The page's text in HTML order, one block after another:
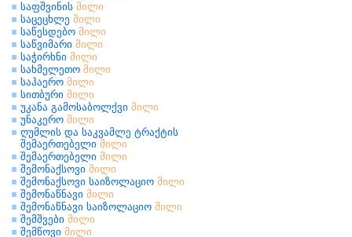
საფშვინის მილი
საცეცხლე მილი
საწესდებო მილი
საწვიმარი მილი
საჭირხნი მილი
სახმელეთო მილი
საჰაერო მილი
სითბური მილი
უკანა გამოსაბოლქვი მილი
უნაკერო მილი
ღუმლის და საკვამლე ტრაქტის
შემაერთებელი მილი
შემაერთებელი მილი
შემონაქსოვი მილი
შემონაქსოვი საიზოლაციო მილი
შემონაწნავი მილი
შემონაწნავი საიზოლაციო მილი
შემშვები მილი
შემწოვი მილი